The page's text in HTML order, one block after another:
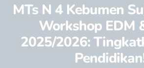
MTs N 4 Kebumen
Workshop EDM
2025/2026: